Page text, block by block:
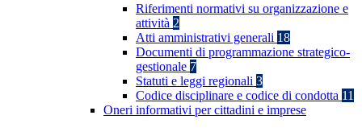
Riferimenti normativi su organizzazione e
attività 2
Atti amministrativi generali 18
Documenti di programmazione strategico-
gestionale 7
Statuti e leggi regionali 3
Codice disciplinare e codice di condotta 11
Oneri informativi per cittadini e imprese